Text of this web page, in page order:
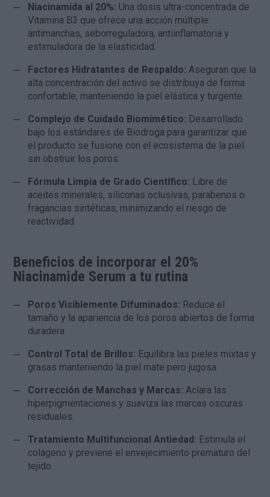
Niacinamida al 20%: Una dosis ultra-concentrada de
Vitamina B3 que ofrece una acción múltiple:
antimanchas, seborreguladora, antiinflamatoria y
estimuladora de la elasticidad.
Factores Hidratantes de Respaldo: Aseguran que la
alta concentración del activo se distribuya de forma
confortable, manteniendo la piel elástica y turgente.
Complejo de Cuidado Biomimético: Desarrollado
bajo los estándares de Biodroga para garantizar que
el producto se fusione con el ecosistema de la piel
sin obstruir los poros.
Fórmula Limpia de Grado Científico: Libre de
aceites minerales, siliconas oclusivas, parabenos o
fragancias sintéticas, minimizando el riesgo de
reactividad.
Beneficios de incorporar el 20%
Niacinamide Serum a tu rutina
Poros Visiblemente Difuminados: Reduce el
tamaño y la apariencia de los poros abiertos de forma
duradera.
Control Total de Brillos: Equilibra las pieles mixtas y
grasas manteniendo la piel mate pero jugosa.
Corrección de Manchas y Marcas: Aclara las
hiperpigmentaciones y suaviza las marcas oscuras
residuales.
Tratamiento Multifuncional Antiedad: Estimula el
colágeno y previene el envejecimiento prematuro del
tejido.